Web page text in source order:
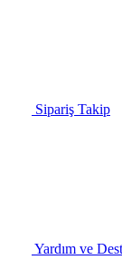
Sipariş Takip
Yardım ve